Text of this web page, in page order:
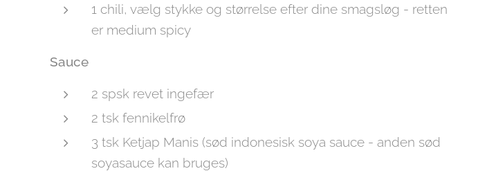
1 chili, vælg stykke og størrelse efter dine smagsløg - retten
er medium spicy
Sauce
2 spsk revet ingefær
2 tsk fennikelfrø
3 tsk Ketjap Manis (sød indonesisk soya sauce - anden sød
soyasauce kan bruges)